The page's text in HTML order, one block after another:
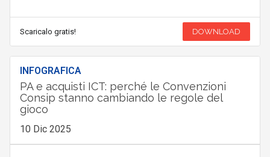
Scaricalo gratis! DOWNLOAD
INFOGRAFICA
PA e acquisti ICT: perché le Convenzioni
Consip stanno cambiando le regole del
gioco
10 Dic 2025